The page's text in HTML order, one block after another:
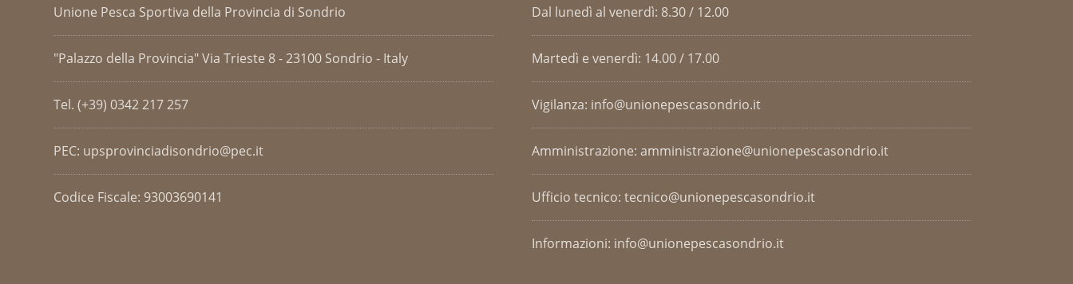
Unione Pesca Sportiva della Provincia di Sondrio
"Palazzo della Provincia" Via Trieste 8 - 23100 Sondrio - Italy
Tel. (+39) 0342 217 257
PEC: upsprovinciadisondrio@pec.it
Codice Fiscale: 93003690141
Dal lunedì al venerdì: 8.30 / 12.00
Martedì e venerdì: 14.00 / 17.00
Vigilanza: info@unionepescasondrio.it
Amministrazione: amministrazione@unionepescasondrio.it
Ufficio tecnico: tecnico@unionepescasondrio.it
Informazioni: info@unionepescasondrio.it